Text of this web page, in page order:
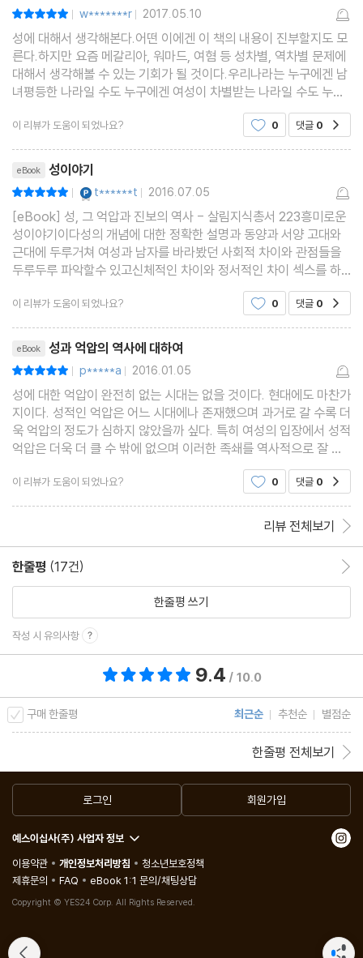
| w*******r | 2017.05.10
성에 대해서 생각해본다.어떤 이에겐 이 책의 내용이 진부할지도 모
른다.하지만 요즘 메갈리아, 워마드, 여혐 등 성차별, 역차별 문제에
대해서 생각해볼 수 있는 기회가 될 것이다.우리나라는 누구에겐 남
녀평등한 나라일 수도 누구에겐 여성이 차별받는 나라일 수도 누구
에겐 남성이 차별받는 나라일 수도 있다.어떻게 받아들이고 생각하
는지 모르지만 우리 사회의 문제이고 해결해야
이 리뷰가 도움이 되었나요? 0 댓글 0
eBook 성이야기
| t******t | 2016.07.05
[eBook] 성, 그 억압과 진보의 역사 - 살림지식총서 223흥미로운
성이야기이다성의 개념에 대한 정확한 설명과 동양과 서양 고대와
근대에 두루거쳐 여성과 남자를 바라봤던 사회적 차이와 관점들을
두루두루 파악할수 있고신체적인 차이와 정서적인 차이 섹스를 하
는데 있어서 동물적 차이까지남자와 여자의 비교를 통해서 성에 대
한 역사를 낱낱히 파헤지고 있다이런 여러가지 본질적
이 리뷰가 도움이 되었나요? 0 댓글 0
eBook 성과 억압의 역사에 대하여
| p*****a | 2016.01.05
성에 대한 억압이 완전히 없는 시대는 없을 것이다. 현대에도 마찬가
지이다. 성적인 억압은 어느 시대에나 존재했으며 과거로 갈 수록 더
욱 억압의 정도가 심하지 않았을까 싶다. 특히 여성의 입장에서 성적
억압은 더욱 더 클 수 밖에 없으며 이러한 족쇄를 역사적으로 잘 정
리한 책이 바로 이 책이다.살림지식총서의 책은 대체로 얇으면서도
질적으로 꽤 훌륭해서 자주 사 보는 편이다.
이 리뷰가 도움이 되었나요? 0 댓글 0
리뷰 전체보기
한줄평 (17건)
한줄평 쓰기
작성 시 유의사항
9.4 / 10.0
구매 한줄평 최근순 추천순 별점순
한줄평 전체보기
로그인 회원가입
예스이십사(주) 사업자 정보
이용약관
개인정보처리방침
청소년보호정책
제휴문의
FAQ eBook 1:1 문의/채팅상담
Copyright © YES24 Corp. All Rights Reserved.